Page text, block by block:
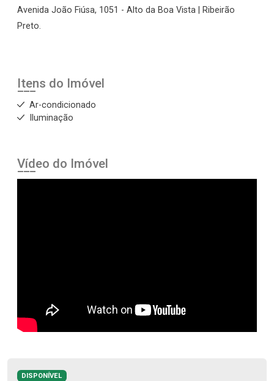
Avenida João Fiúsa, 1051 - Alto da Boa Vista | Ribeirão
Preto.
Itens do Imóvel
Ar-condicionado
Iluminação
Vídeo do Imóvel
DISPONÍVEL